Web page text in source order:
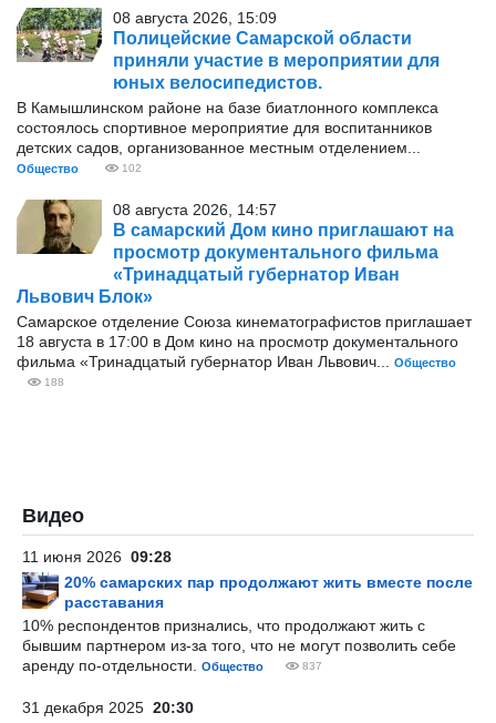
08 августа 2026, 15:09
Полицейские Самарской области
приняли участие в мероприятии для
юных велосипедистов.
В Камышлинском районе на базе биатлонного комплекса
состоялось спортивное мероприятие для воспитанников
детских садов, организованное местным отделением...
Общество 102
08 августа 2026, 14:57
В самарский Дом кино приглашают на
просмотр документального фильма
«Тринадцатый губернатор Иван
Львович Блок»
Самарское отделение Союза кинематографистов приглашает
18 августа в 17:00 в Дом кино на просмотр документального
фильма «Тринадцатый губернатор Иван Львович...
Общество
188
Видео
11 июня 2026 09:28
20% самарских пар продолжают жить вместе после
расставания
10% респондентов признались, что продолжают жить с
бывшим партнером из-за того, что не могут позволить себе
аренду по-отдельности.
Общество 837
31 декабря 2025 20:30